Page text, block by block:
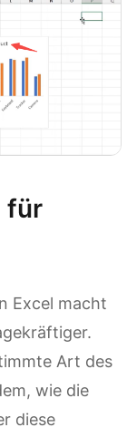
für
Excel macht
Art des
wie die
diese